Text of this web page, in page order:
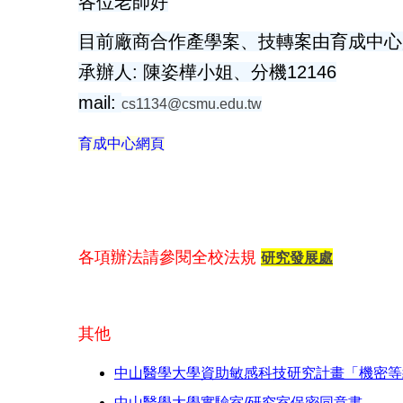
目前廠商合作產學案、技轉案由育成中心
承辦人: 陳姿樺小姐、分機12146
mail: cs1134@csmu.edu.tw
育成中心網頁
各項辦法請參閱全校法規 研究發展處
其他
中山醫學大學資助敏感科技研究計畫「機密等